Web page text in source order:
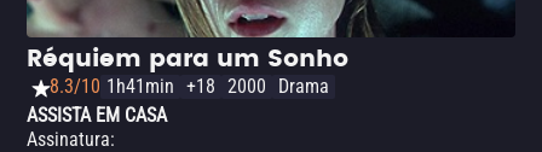
Réquiem para um Sonho
8.3/10 1h41min +18 2000
Drama
ASSISTA EM CASA
Assinatura: